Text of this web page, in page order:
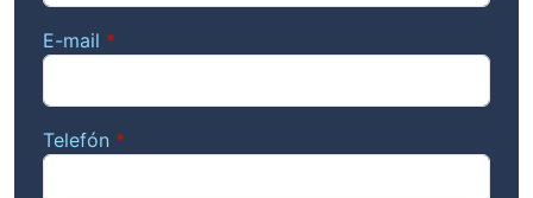
E-mail *
Telefón *